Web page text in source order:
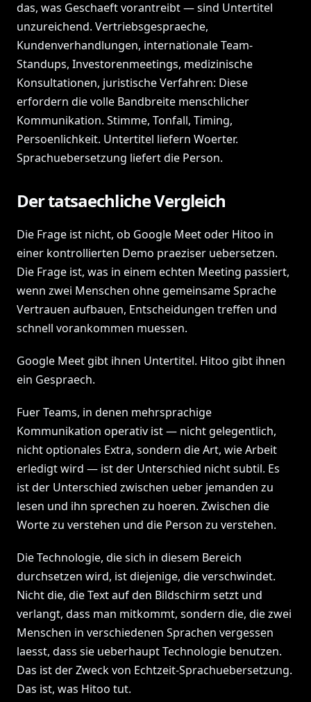
das, was Geschaeft vorantreibt — sind Untertitel
unzureichend. Vertriebsgespraeche,
Kundenverhandlungen, internationale Team-
Standups, Investorenmeetings, medizinische
Konsultationen, juristische Verfahren: Diese
erfordern die volle Bandbreite menschlicher
Kommunikation. Stimme, Tonfall, Timing,
Persoenlichkeit. Untertitel liefern Woerter.
Sprachuebersetzung liefert die Person.
Der tatsaechliche Vergleich
Die Frage ist nicht, ob Google Meet oder Hitoo in
einer kontrollierten Demo praeziser uebersetzen.
Die Frage ist, was in einem echten Meeting passiert,
wenn zwei Menschen ohne gemeinsame Sprache
Vertrauen aufbauen, Entscheidungen treffen und
schnell vorankommen muessen.
Google Meet gibt ihnen Untertitel. Hitoo gibt ihnen
ein Gespraech.
Fuer Teams, in denen mehrsprachige
Kommunikation operativ ist — nicht gelegentlich,
nicht optionales Extra, sondern die Art, wie Arbeit
erledigt wird — ist der Unterschied nicht subtil. Es
ist der Unterschied zwischen ueber jemanden zu
lesen und ihn sprechen zu hoeren. Zwischen die
Worte zu verstehen und die Person zu verstehen.
Die Technologie, die sich in diesem Bereich
durchsetzen wird, ist diejenige, die verschwindet.
Nicht die, die Text auf den Bildschirm setzt und
verlangt, dass man mitkommt, sondern die, die zwei
Menschen in verschiedenen Sprachen vergessen
laesst, dass sie ueberhaupt Technologie benutzen.
Das ist der Zweck von Echtzeit-Sprachuebersetzung.
Das ist, was Hitoo tut.